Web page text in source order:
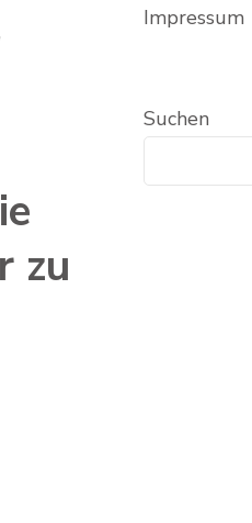
zu
Impressum
Suchen